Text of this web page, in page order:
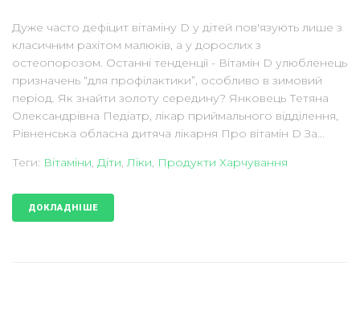
Дуже часто дефіцит вітаміну D у дітей пов'язують лише з
класичним рахітом малюків, а у дорослих з
остеопорозом. Останні тенденції - Вітамін D улюбленець
призначень “для профілактики”, особливо в зимовий
період. Як знайти золоту середину? Янковець Тетяна
Олександрівна Педіатр, лікар приймального відділення,
Рівненська обласна дитяча лікарня Про вітамін D За...
Теги: Вітаміни, Діти,Ліки, Продукти Харчування
ДОКЛАДНІШЕ